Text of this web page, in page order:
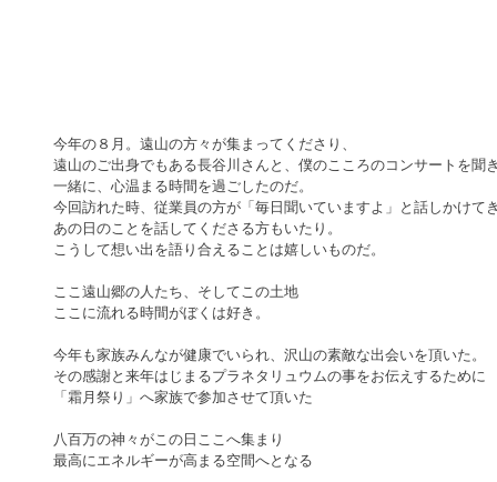
今年の８月。遠山の方々が集まってくださり、
遠山のご出身でもある長谷川さんと、僕のこころのコンサートを聞
一緒に、心温まる時間を過ごしたのだ。
今回訪れた時、従業員の方が「毎日聞いていますよ」と話しかけて
あの日のことを話してくださる方もいたり。
こうして想い出を語り合えることは嬉しいものだ。
ここ遠山郷の人たち、そしてこの土地
ここに流れる時間がぼくは好き。
今年も家族みんなが健康でいられ、沢山の素敵な出会いを頂いた。
その感謝と来年はじまるプラネタリュウムの事をお伝えするために
「霜月祭り」へ家族で参加させて頂いた
八百万の神々がこの日ここへ集まり
最高にエネルギーが高まる空間へとなる